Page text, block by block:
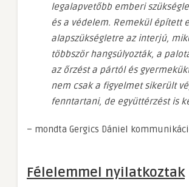
legalapvetőbb emberi
és a védelem. Remekül épített
alapszükségletre az interjú,
többször hangsúlyozták, a
az őrzést a pártól és
nem csak a figyelmet sikerült
fenntartani, de együttérzést is
– mondta Gergics Dániel
Félelemmel nyilatkoztak